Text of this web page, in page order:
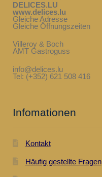
DELICES.LU
www.delices.lu
Gleiche Adresse
Gleiche Öffnungszeiten
Villeroy & Boch
AMT Gastroguss
info@delices.lu
Tel: (+352) 621 508 416
Infomationen
Kontakt
Häufig gestellte Fragen